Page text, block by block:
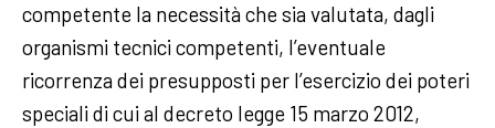
competente la necessità che sia valutata, dagli
organismi tecnici competenti, l’eventuale
ricorrenza dei presupposti per l’esercizio dei poteri
speciali di cui al decreto legge 15 marzo 2012,